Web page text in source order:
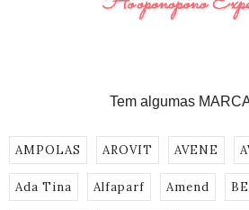
Tem algumas
AMPOLAS AROVIT AVENE
Ada Tina Alfaparf Amend